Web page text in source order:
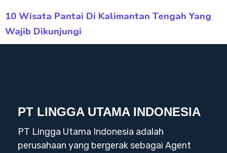
10 Wisata Pantai Di Kalimantan Tengah Yang
Wajib Dikunjungi
PT LINGGA UTAMA INDONESIA
PT Lingga Utama Indonesia adalah
perusahaan yang bergerak sebagai Agent